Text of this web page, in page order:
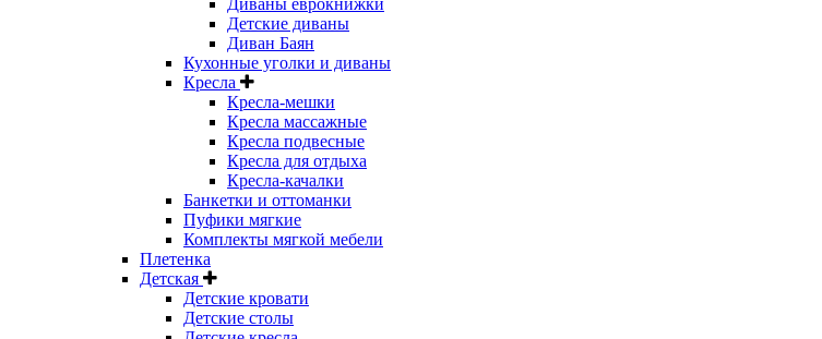
Диваны еврокнижки
Детские диваны
Диван Баян
Кухонные уголки и диваны
Кресла
Кресла-мешки
Кресла массажные
Кресла подвесные
Кресла для отдыха
Кресла-качалки
Банкетки и оттоманки
Пуфики мягкие
Комплекты мягкой мебели
Плетенка
Детская
Детские кровати
Детские столы